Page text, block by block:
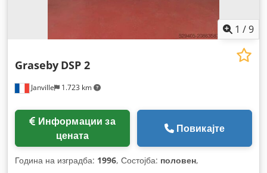
1 /9
Janville 1.723 km
Graseby DSP 2
цената
Повикајте
Година на изградба: 1996, Состојба: половен,